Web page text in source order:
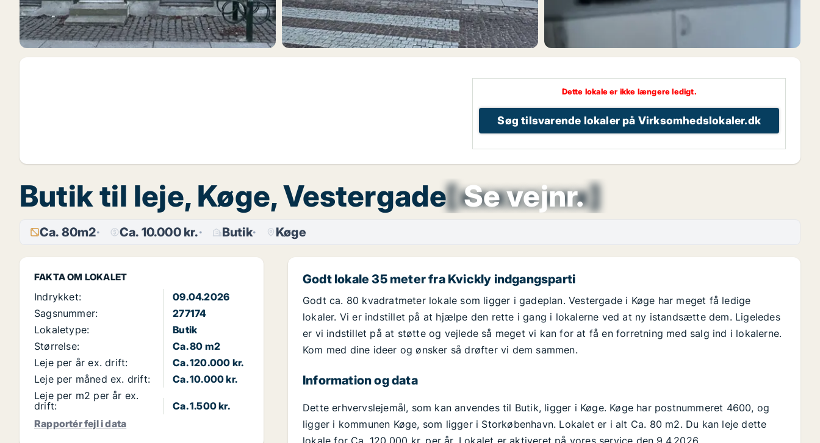
Dette lokale er ikke længere ledigt.
Søg tilsvarende lokaler på Virksomhedslokaler.dk
Butik til leje, Køge, Vestergade Se vejnr.
[xxxxxxxx]
Ca. 80m2 Ca. 10.000 kr. Butik Køge
FAKTA OM LOKALET
Indrykket:
09.04.2026
Sagsnummer:
277174
Lokaletype:
Butik
Størrelse:
Ca. 80 m2
Leje per år ex. drift:
Ca. 120.000 kr.
Leje per måned ex. drift:
Ca. 10.000 kr.
Leje per m2 per år ex.
drift:
Ca. 1.500 kr.
Rapportér fejl i data
Godt lokale 35 meter fra Kvickly indgangsparti
Godt ca. 80 kvadratmeter lokale som ligger i gadeplan. Vestergade i Køge har meget få ledige
lokaler. Vi er indstillet på at hjælpe den rette i gang i lokalerne ved at ny istandsætte dem. Ligeledes
er vi indstillet på at støtte og vejlede så meget vi kan for at få en forretning med salg ind i lokalerne.
Kom med dine ideer og ønsker så drøfter vi dem sammen.
Information og data
Dette erhvervslejemål, som kan anvendes til Butik, ligger i Køge. Køge har postnummeret 4600, og
ligger i kommunen Køge, som ligger i Storkøbenhavn. Lokalet er i alt Ca. 80 m2. Du kan leje dette
lokale for Ca. 120.000 kr. per år. Lokalet er aktiveret på vores service den 9.4.2026.